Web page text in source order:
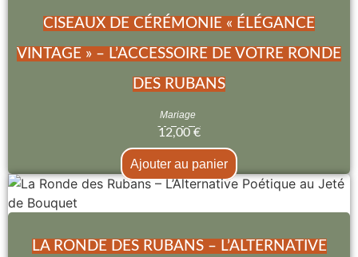
CISEAUX DE CÉRÉMONIE « ÉLÉGANCE
VINTAGE » – L’ACCESSOIRE DE VOTRE RONDE
DES RUBANS
Mariage
12,00 €
Ajouter au panier
LA RONDE DES RUBANS – L’ALTERNATIVE